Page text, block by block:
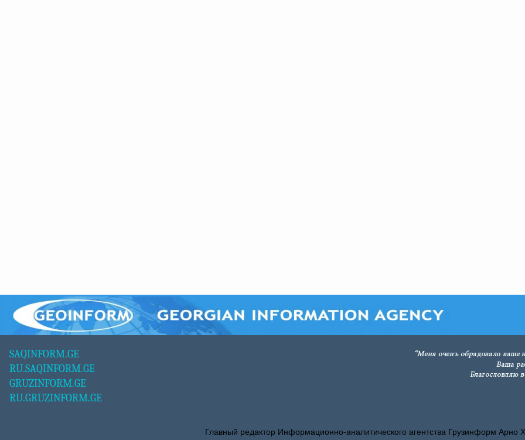
SAQINFORM.GE
RU.SAQINFORM.GE
GRUZINFORM.GE
RU.GRUZINFORM.GE
Главный редактор Информационно-аналитического агентства Грузинформ Арно